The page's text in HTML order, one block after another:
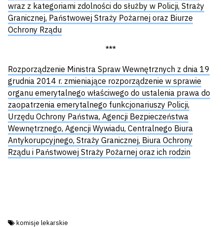
wraz z kategoriami zdolności do służby w Policji, Straży
Granicznej, Państwowej Straży Pożarnej oraz Biurze
Ochrony Rządu
***
Rozporządzenie Ministra Spraw Wewnętrznych z dnia 19
grudnia 2014 r. zmieniające rozporządzenie w sprawie
organu emerytalnego właściwego do ustalenia prawa do
zaopatrzenia emerytalnego funkcjonariuszy Policji,
Urzędu Ochrony Państwa, Agencji Bezpieczeństwa
Wewnętrznego, Agencji Wywiadu, Centralnego Biura
Antykorupcyjnego, Straży Granicznej, Biura Ochrony
Rządu i Państwowej Straży Pożarnej oraz ich rodzin
Tagi:
komisje lekarskie